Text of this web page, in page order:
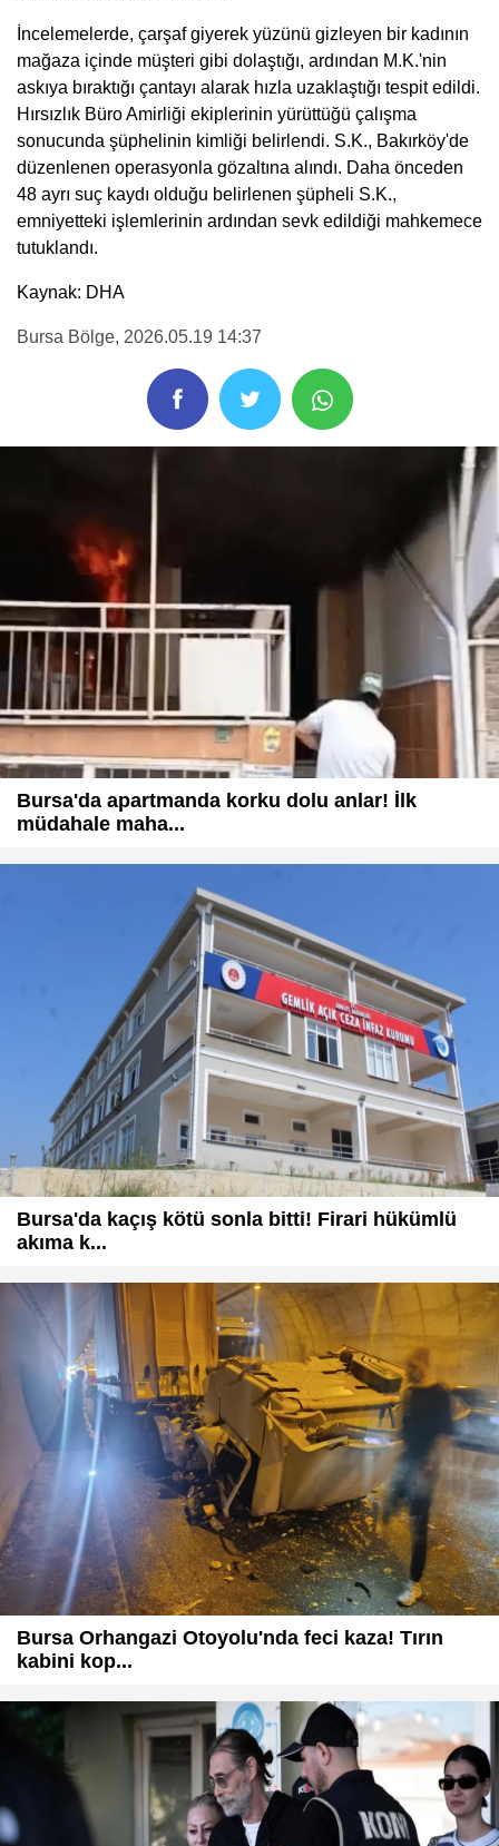
İncelemelerde, çarşaf giyerek yüzünü gizleyen bir kadının
mağaza içinde müşteri gibi dolaştığı, ardından M.K.'nin
askıya bıraktığı çantayı alarak hızla uzaklaştığı tespit edildi.
Hırsızlık Büro Amirliği ekiplerinin yürüttüğü çalışma
sonucunda şüphelinin kimliği belirlendi. S.K., Bakırköy'de
düzenlenen operasyonla gözaltına alındı. Daha önceden
48 ayrı suç kaydı olduğu belirlenen şüpheli S.K.,
emniyetteki işlemlerinin ardından sevk edildiği mahkemece
tutuklandı.
Kaynak: DHA
Bursa Bölge, 2026.05.19 14:37
Bursa'da apartmanda korku dolu anlar! İlk
müdahale maha...
Bursa'da kaçış kötü sonla bitti! Firari hükümlü
akıma k...
Bursa Orhangazi Otoyolu'nda feci kaza! Tırın
kabini kop...